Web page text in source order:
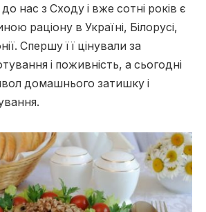
нас з Сходу і вже сотні років є
раціону в Україні, Білорусі,
Спершу її цінували за
і поживність, а сьогодні
домашнього затишку і